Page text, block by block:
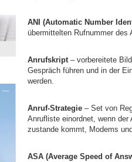
ANI (Automatic Number
übermittelten Rufnummer des
Anrufskript– vorbereitete
Gespräch führen und in der
werden.
Anruf-Strategie – Set von
Anrufliste einordnet, wenn
zustande kommt, Modems
ASA (Average Speed of